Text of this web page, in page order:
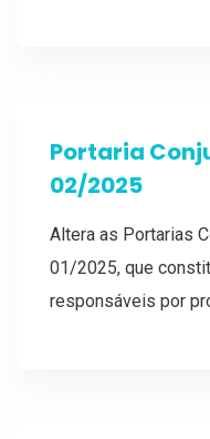
Portaria
02/2025
Altera as Portarias
01/2025, que
responsáveis por